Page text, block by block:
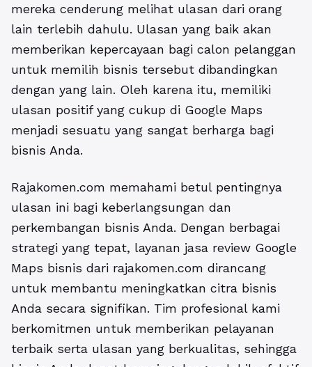
mereka cenderung melihat ulasan dari orang
lain terlebih dahulu. Ulasan yang baik akan
memberikan kepercayaan bagi calon pelanggan
untuk memilih bisnis tersebut dibandingkan
dengan yang lain. Oleh karena itu, memiliki
ulasan positif yang cukup di Google Maps
menjadi sesuatu yang sangat berharga bagi
bisnis Anda.
Rajakomen.com memahami betul pentingnya
ulasan ini bagi keberlangsungan dan
perkembangan bisnis Anda. Dengan berbagai
strategi yang tepat, layanan jasa review Google
Maps bisnis dari rajakomen.com dirancang
untuk membantu meningkatkan citra bisnis
Anda secara signifikan. Tim profesional kami
berkomitmen untuk memberikan pelayanan
terbaik serta ulasan yang berkualitas, sehingga